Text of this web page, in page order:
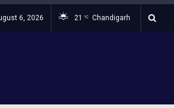
6, 2026 21 °C Chandigarh